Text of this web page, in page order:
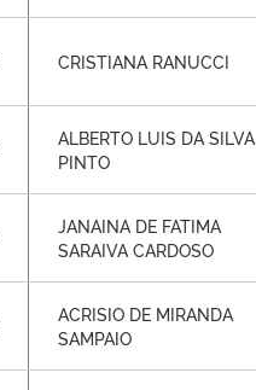
CRISTIANA RANUCCI
ALBERTO LUIS DA SILVA
PINTO
JANAINA DE FATIMA
SARAIVA CARDOSO
ACRISIO DE MIRANDA
SAMPAIO